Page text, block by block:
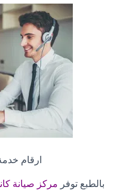
ارقام
بالطبع توفر مركز صيانة